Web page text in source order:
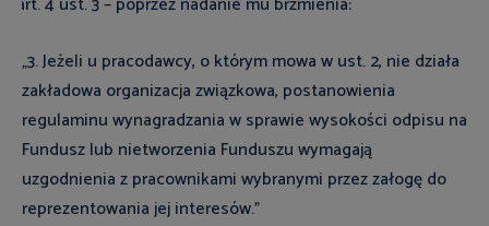
„3. Jeżeli u pracodawcy, o którym mowa w ust. 2, nie działa
zakładowa organizacja związkowa, postanowienia
regulaminu wynagradzania w sprawie wysokości odpisu na
Fundusz lub nietworzenia Funduszu wymagają
uzgodnienia z pracownikami wybranymi przez załogę do
reprezentowania jej interesów.”